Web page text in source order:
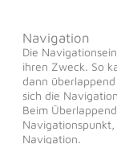
Navigation
Die
ihren Zweck. So
dann
sich die
Beim
Navigation.